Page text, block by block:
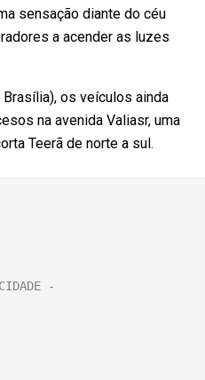
sensação diante do céu
a acender as luzes
os veículos ainda
na avenida Valiasr, uma
Teerã de norte a sul.